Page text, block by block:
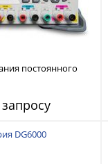
постоянного
до 210 Вт
DG6000